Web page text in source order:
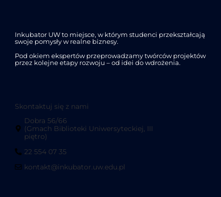
Inkubator UW to miejsce, w którym studenci przekształcają
swoje pomysły w realne biznesy.
Pod okiem ekspertów przeprowadzamy twórców projektów
przez kolejne etapy rozwoju – od idei do wdrożenia.
Skontaktuj się z nami
Dobra 56/66
(Gmach Biblioteki Uniwersyteckiej, III
piętro)
22 554 07 35
kontakt@inkubator.uw.edu.pl